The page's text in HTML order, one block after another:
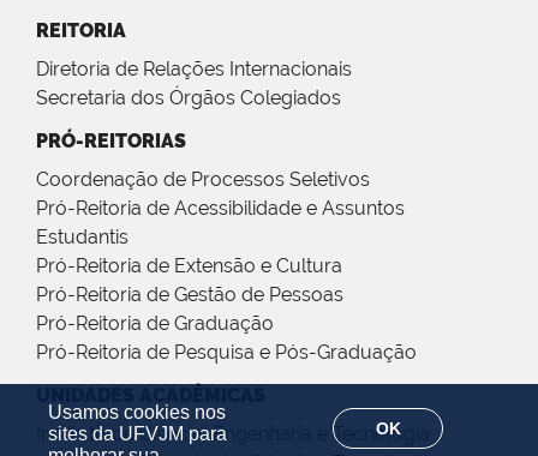
Usamos cookies nos
sites da UFVJM para
OK
REITORIA
Diretoria de Relações Internacionais
Secretaria dos Órgãos Colegiados
PRÓ-REITORIAS
Coordenação de Processos Seletivos
Pró-Reitoria de Acessibilidade e Assuntos
Estudantis
Pró-Reitoria de Extensão e Cultura
Pró-Reitoria de Gestão de Pessoas
Pró-Reitoria de Graduação
Pró-Reitoria de Pesquisa e Pós-Graduação
Instituto de Ciência, Engenharia e Tecnologia